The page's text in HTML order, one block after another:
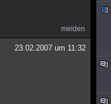
melden
23.02.2007 um 11:32